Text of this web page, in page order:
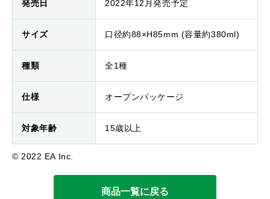
発売日 2022年12月発売予定
サイズ 口径約88×H85mm (容量約380ml)
種類 全1種
仕様 オープンパッケージ
対象年齢 15歳以上
© 2022 EA Inc.
商品一覧に戻る